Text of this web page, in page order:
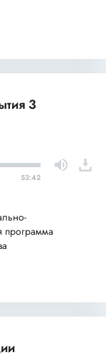
3
53:42
программа